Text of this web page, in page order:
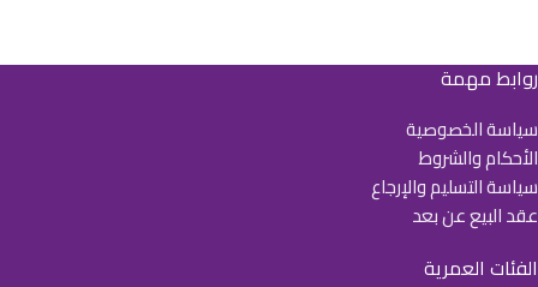
روابط مهمة
سياسة الخصوصية
الأحكام والشروط
سياسة التسليم والإرجاع
عقد البيع عن بعد
الفئات العمرية